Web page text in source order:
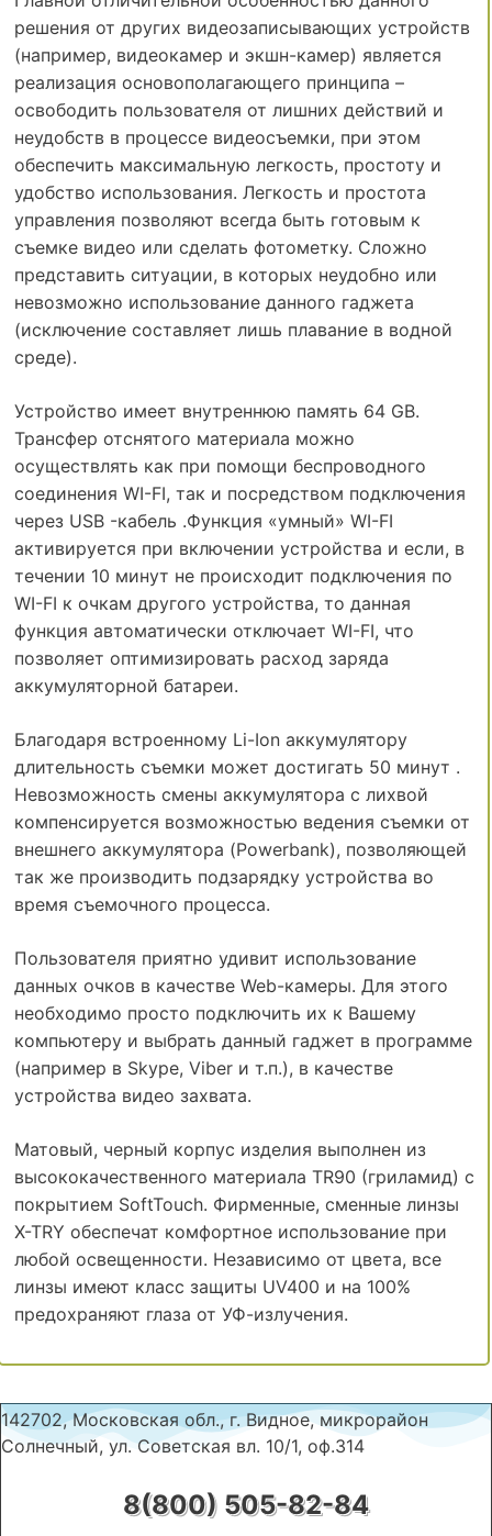
решения от других видеозаписывающих устройств
(например, видеокамер и экшн-камер) является
реализация основополагающего принципа –
освободить пользователя от лишних действий и
неудобств в процессе видеосъемки, при этом
обеспечить максимальную легкость, простоту и
удобство использования. Легкость и простота
управления позволяют всегда быть готовым к
съемке видео или сделать фотометку. Сложно
представить ситуации, в которых неудобно или
невозможно использование данного гаджета
(исключение составляет лишь плавание в водной
среде).
Устройство имеет внутреннюю память 64 GB.
Трансфер отснятого материала можно
осуществлять как при помощи беспроводного
соединения WI-FI, так и посредством подключения
через USB -кабель .Функция «умный» WI-FI
активируется при включении устройства и если, в
течении 10 минут не происходит подключения по
WI-FI к очкам другого устройства, то данная
функция автоматически отключает WI-FI, что
позволяет оптимизировать расход заряда
аккумуляторной батареи.
Благодаря встроенному Li-Ion аккумулятору
длительность съемки может достигать 50 минут .
Невозможность смены аккумулятора с лихвой
компенсируется возможностью ведения съемки от
внешнего аккумулятора (Powerbank), позволяющей
так же производить подзарядку устройства во
время съемочного процесса.
Пользователя приятно удивит использование
данных очков в качестве Web-камеры. Для этого
необходимо просто подключить их к Вашему
компьютеру и выбрать данный гаджет в программе
(например в Skype, Viber и т.п.), в качестве
устройства видео захвата.
Матовый, черный корпус изделия выполнен из
высококачественного материала TR90 (гриламид) с
покрытием SoftTouch. Фирменные, сменные линзы
X-TRY обеспечат комфортное использование при
любой освещенности. Независимо от цвета, все
линзы имеют класс защиты UV400 и на 100%
предохраняют глаза от УФ-излучения.
142702, Московская обл., г. Видное, микрорайон
Солнечный, ул. Советская вл. 10/1, оф.314
8(800) 505-82-84